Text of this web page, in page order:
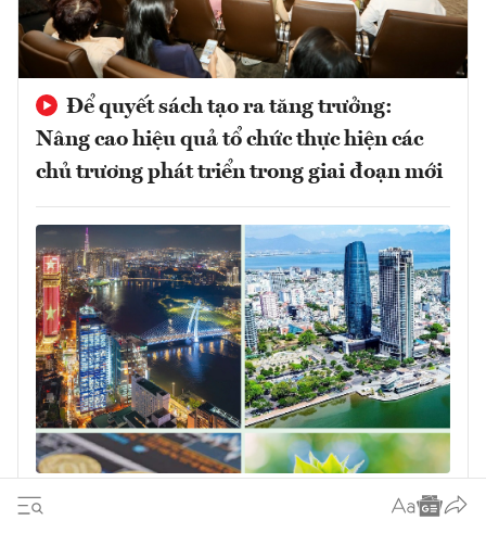
Để quyết sách tạo ra tăng trưởng:
Nâng cao hiệu quả tổ chức thực hiện các
chủ trương phát triển trong giai đoạn mới
Quyết sách đúng phải được chuyển hóa